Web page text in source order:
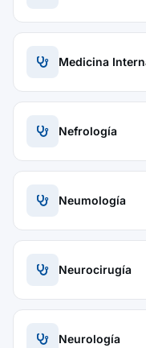
Medicina
Nefrología
Neumología
Neurocirugía
Neurología